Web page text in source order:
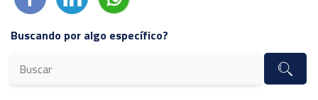
Buscando por algo específico?